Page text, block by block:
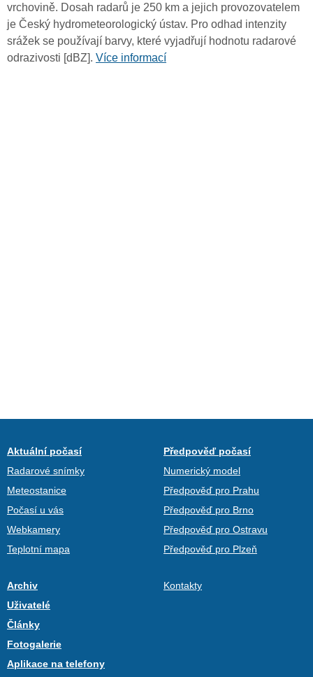
vrchovině. Dosah radarů je 250 km a jejich provozovatelem
je Český hydrometeorologický ústav. Pro odhad intenzity
srážek se používají barvy, které vyjadřují hodnotu radarové
odrazivosti [dBZ]. Více informací
Aktuální počasí
Radarové snímky
Meteostanice
Počasí u vás
Webkamery
Teplotní mapa
Předpověď počasí
Numerický model
Předpověď pro Prahu
Předpověď pro Brno
Předpověď pro Ostravu
Předpověď pro Plzeň
Archiv
Uživatelé
Články
Fotogalerie
Aplikace na telefony
Kontakty